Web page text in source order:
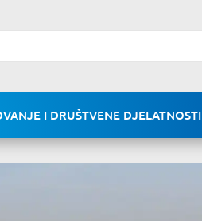
I DRUŠTVENE DJELATNOSTI